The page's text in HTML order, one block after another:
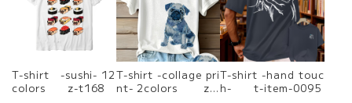
T-shirt -sushi- 12
colors z-t168
T-shirt -collage pri
nt- 2colors z-t
T-shirt -hand touc
h- t-item-0095